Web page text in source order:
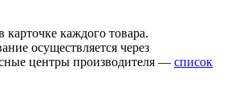
карточке каждого товара.
осуществляется через
центры производителя — список